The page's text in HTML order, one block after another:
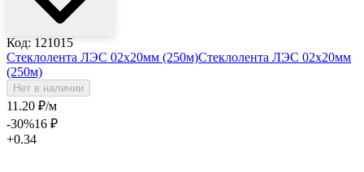
Код: 121015
Стеклолента ЛЭС 02х20мм (250м)Стеклолента ЛЭС 02х20мм
(250м)
Нет в наличии
11 .20 ₽/м
-30%16 ₽
+0.34